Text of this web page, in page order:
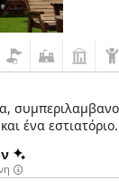
ένα εστιατόριο.